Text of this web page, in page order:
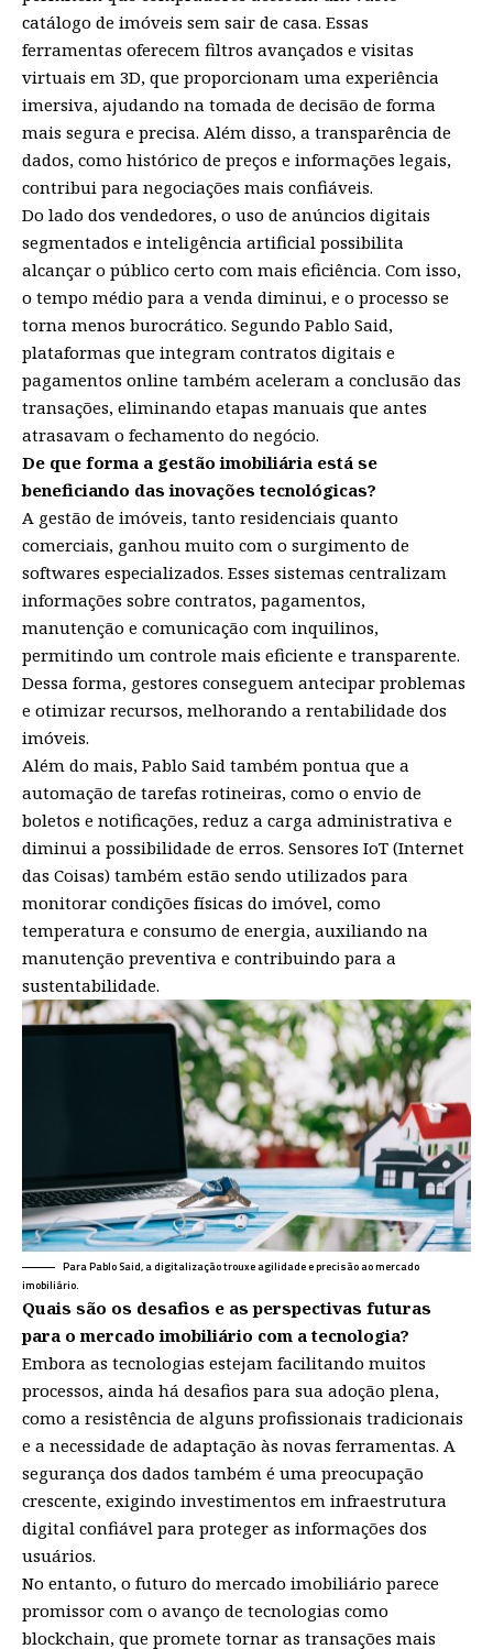
catálogo de imóveis sem sair de casa. Essas
ferramentas oferecem filtros avançados e visitas
virtuais em 3D, que proporcionam uma experiência
imersiva, ajudando na tomada de decisão de forma
mais segura e precisa. Além disso, a transparência de
dados, como histórico de preços e informações legais,
contribui para negociações mais confiáveis.
Do lado dos vendedores, o uso de anúncios digitais
segmentados e inteligência artificial possibilita
alcançar o público certo com mais eficiência. Com isso,
o tempo médio para a venda diminui, e o processo se
torna menos burocrático. Segundo Pablo Said,
plataformas que integram contratos digitais e
pagamentos online também aceleram a conclusão das
transações, eliminando etapas manuais que antes
atrasavam o fechamento do negócio.
De que forma a gestão imobiliária está se
beneficiando das inovações tecnológicas?
A gestão de imóveis, tanto residenciais quanto
comerciais, ganhou muito com o surgimento de
softwares especializados. Esses sistemas centralizam
informações sobre contratos, pagamentos,
manutenção e comunicação com inquilinos,
permitindo um controle mais eficiente e transparente.
Dessa forma, gestores conseguem antecipar problemas
e otimizar recursos, melhorando a rentabilidade dos
imóveis.
Além do mais, Pablo Said também pontua que a
automação de tarefas rotineiras, como o envio de
boletos e notificações, reduz a carga administrativa e
diminui a possibilidade de erros. Sensores IoT (Internet
das Coisas) também estão sendo utilizados para
monitorar condições físicas do imóvel, como
temperatura e consumo de energia, auxiliando na
manutenção preventiva e contribuindo para a
sustentabilidade.
Para Pablo Said, a digitalização trouxe agilidade e precisão ao mercado
imobiliário.
Quais são os desafios e as perspectivas futuras
para o mercado imobiliário com a tecnologia?
Embora as tecnologias estejam facilitando muitos
processos, ainda há desafios para sua adoção plena,
como a resistência de alguns profissionais tradicionais
e a necessidade de adaptação às novas ferramentas. A
segurança dos dados também é uma preocupação
crescente, exigindo investimentos em infraestrutura
digital confiável para proteger as informações dos
usuários.
No entanto, o futuro do mercado imobiliário parece
promissor com o avanço de tecnologias como
blockchain, que promete tornar as transações mais